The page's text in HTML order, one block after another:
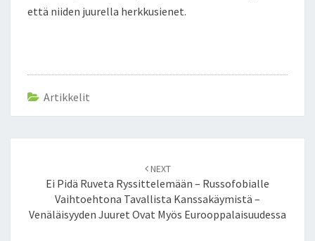
että niiden juurella herkkusienet.
Artikkelit
navigation
NEXT
Ei Pidä Ruveta Ryssittelemään – Russofobialle
Vaihtoehtona Tavallista Kanssakäymistä –
Venäläisyyden Juuret Ovat Myös Eurooppalaisuudessa